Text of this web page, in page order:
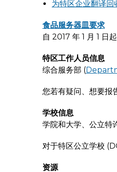
为特区企业翻译回
食品服务器皿要求
自 2017 年 1 月 1 日
特区工作人员信息
综合服务部 (
您若有疑问、想要报
学校信息
学院和大学、公立特
对于特区公立学校
资源